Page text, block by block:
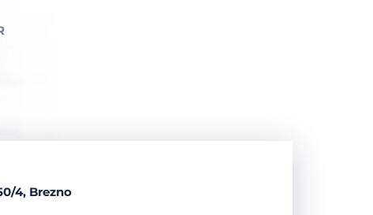
4, Brezno